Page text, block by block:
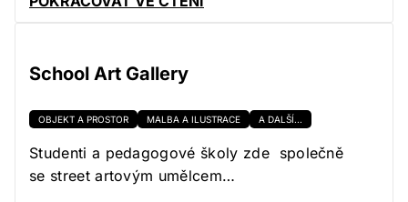
School Art Gallery
OBJEKT A PROSTOR MALBA A ILUSTRACE A DALŠÍ...
Studenti a pedagogové školy zde společně
se street artovým umělcem…